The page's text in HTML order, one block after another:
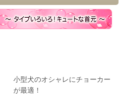
小型犬のオシャレにチョーカー
が最適！